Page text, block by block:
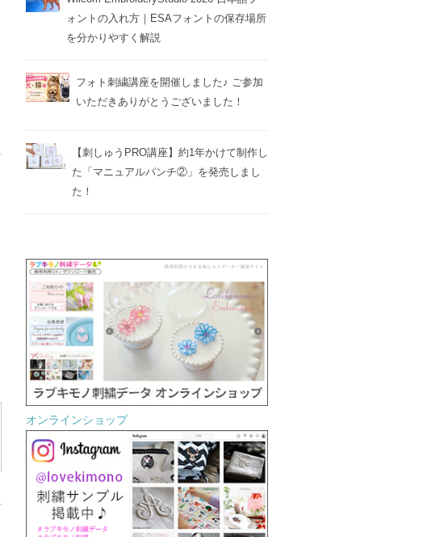
ォントの入れ方｜ESAフォントの保存場所
を分かりやすく解説
フォト刺繍講座を開催しました♪ ご参加
いただきありがとうございました！
【刺しゅうPRO講座】約1年かけて制作し
た「マニュアルパンチ②」を発売しまし
た！
オンラインショップ